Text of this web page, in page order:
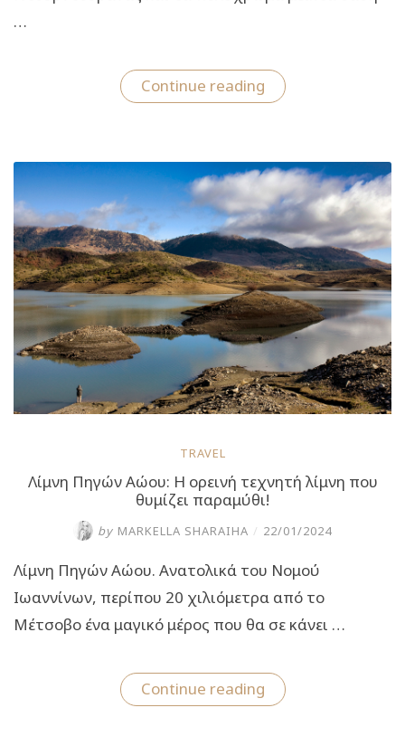
…
Continue reading“Μία
μονοήμερη
Δόξα
της
ορεινής
Κορινθίας”
TRAVEL
Λίμνη Πηγών Αώου: Η ορεινή τεχνητή λίμνη που
θυμίζει παραμύθι!
by MARKELLA SHARAIHA / 22/01/2024
Λίμνη Πηγών Αώου. Ανατολικά του Νομού
Ιωαννίνων, περίπου 20 χιλιόμετρα από το
Μέτσοβο ένα μαγικό μέρος που θα σε κάνει …
Continue reading“Λίμνη
Πηγών